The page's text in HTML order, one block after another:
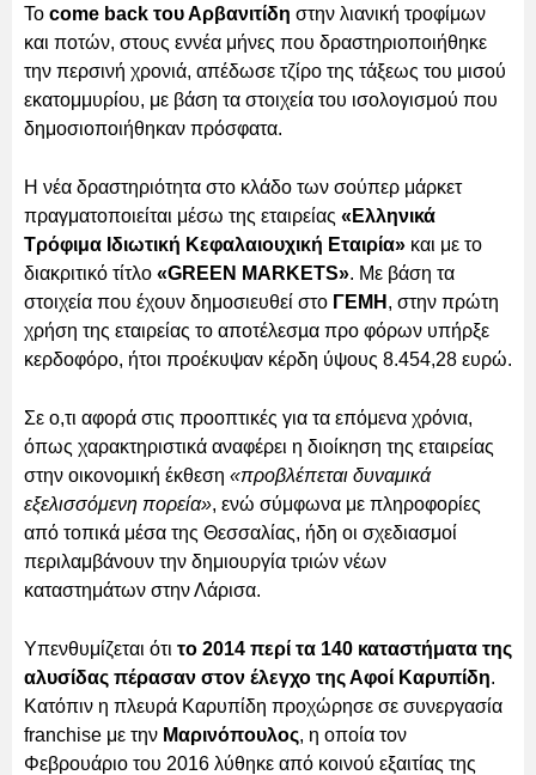
Το come back του Αρβανιτίδη στην λιανική τροφίμων
και ποτών, στους εννέα μήνες που δραστηριοποιήθηκε
την περσινή χρονιά, απέδωσε τζίρο της τάξεως του μισού
εκατομμυρίου, με βάση τα στοιχεία του ισολογισμού που
δημοσιοποιήθηκαν πρόσφατα.
Η νέα δραστηριότητα στο κλάδο των σούπερ μάρκετ
πραγματοποιείται μέσω της εταιρείας «Ελληνικά
Τρόφιμα Ιδιωτική Κεφαλαιουχική Εταιρία» και με το
διακριτικό τίτλο «GREEN MARKETS». Με βάση τα
στοιχεία που έχουν δημοσιευθεί στο ΓΕΜΗ , στην πρώτη
χρήση της εταιρείας το αποτέλεσµα προ φόρων υπήρξε
κερδοφόρο, ήτοι προέκυψαν κέρδη ύψους 8.454,28 ευρώ.
Σε ο,τι αφορά στις προοπτικές για τα επόμενα χρόνια,
όπως χαρακτηριστικά αναφέρει η διοίκηση της εταιρείας
στην οικονομική έκθεση «προβλέπεται δυναμικά
εξελισσόμενη πορεία», ενώ σύμφωνα με πληροφορίες
από τοπικά μέσα της Θεσσαλίας, ήδη οι σχεδιασμοί
περιλαμβάνουν την δημιουργία τριών νέων
καταστημάτων στην Λάρισα.
Υπενθυμίζεται ότι το 2014 περί τα 140 καταστήματα της
αλυσίδας πέρασαν στον έλεγχο της Αφοί Καρυπίδη.
Κατόπιν η πλευρά Καρυπίδη προχώρησε σε συνεργασία
franchise με την Μαρινόπουλος, η οποία τον
Φεβρουάριο του 2016 λύθηκε από κοινού εξαιτίας της